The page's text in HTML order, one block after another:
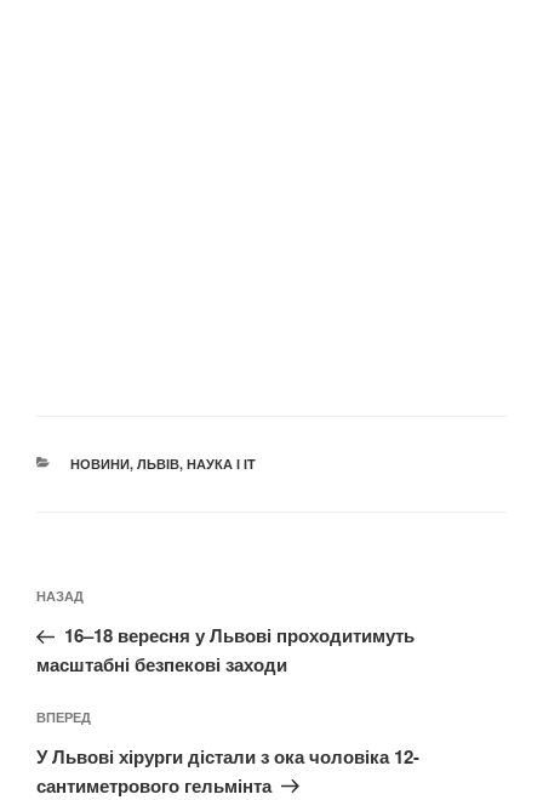
КАТЕГОРІЇ
НОВИНИ, ЛЬВІВ, НАУКА І IT
записів
Попередній
запис:
НАЗАД
16–18 вересня у Львові проходитимуть
масштабні безпекові заходи
Наступний
запис
ВПЕРЕД
У Львові хірурги дістали з ока чоловіка 12-
сантиметрового гельмінта